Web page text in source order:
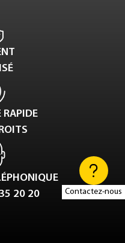
Contactez-nous
RAPIDE
20 20